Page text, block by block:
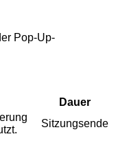
Pop-Up-
Dauer
Sitzungsende